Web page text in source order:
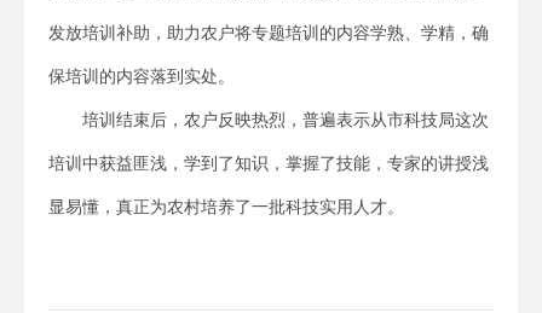
发放培训补助，助力农户将专题培训的内容学熟、学精，确
保培训的内容落到实处。
培训结束后，农户反映热烈，普遍表示从市科技局这次
培训中获益匪浅，学到了知识，掌握了技能，专家的讲授浅
显易懂，真正为农村培养了一批科技实用人才。